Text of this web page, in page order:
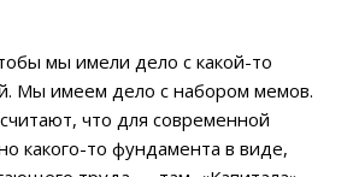
мы имели дело с какой-то
Мы имеем дело с набором мемов.
что для современной
какого-то фундамента в виде,